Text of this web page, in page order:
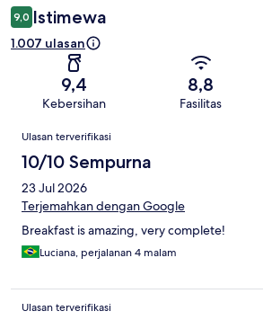
9,0 Istimewa
1.007 ulasan
9,4
Kebersihan
8,8
Fasilitas
Ulasan
Ulasan terverifikasi
10/10 Sempurna
23 Jul 2026
Terjemahkan dengan Google
Breakfast is amazing, very complete!
Luciana, perjalanan 4 malam
Ulasan terverifikasi